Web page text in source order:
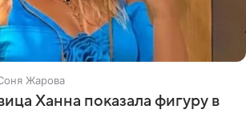
Жарова
Ханна показала фигуру в